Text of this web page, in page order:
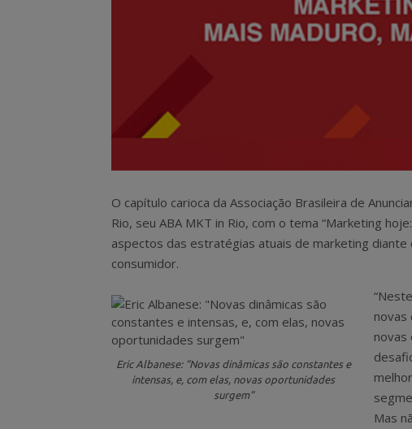
O capítulo carioca da Associação Brasileira de
Rio, seu ABA MKT in Rio, com o tema “Marketing
aspectos das estratégias atuais de marketing
consumidor.
Eric Albanese: “Novas dinâmicas são constantes e
intensas, e, com elas, novas oportunidades
surgem”
novas
novas
Mas